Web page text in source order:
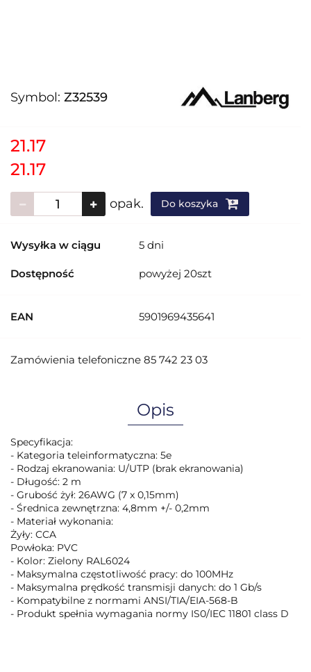
Symbol: Z32539
21.17
21.17
opak. Do koszyka
Wysyłka w ciągu 5 dni
Dostępność powyżej 20szt
EAN 5901969435641
Zamówienia telefoniczne 85 742 23 03
Opis
Specyfikacja:
- Kategoria teleinformatyczna: 5e
- Rodzaj ekranowania: U/UTP (brak ekranowania)
- Długość: 2 m
- Grubość żył: 26AWG (7 x 0,15mm)
- Średnica zewnętrzna: 4,8mm +/- 0,2mm
- Materiał wykonania:
Żyły: CCA
Powłoka: PVC
- Kolor: Zielony RAL6024
- Maksymalna częstotliwość pracy: do 100MHz
- Maksymalna prędkość transmisji danych: do 1 Gb/s
- Kompatybilne z normami ANSI/TIA/EIA-568-B
- Produkt spełnia wymagania normy IS0/IEC 11801 class D